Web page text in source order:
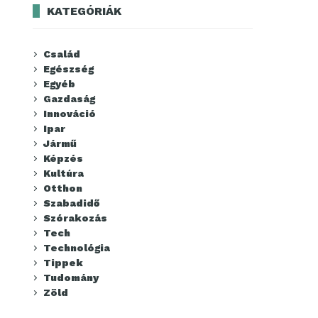
KATEGÓRIÁK
Család
Egészség
Egyéb
Gazdaság
Innováció
Ipar
Jármű
Képzés
Kultúra
Otthon
Szabadidő
Szórakozás
Tech
Technológia
Tippek
Tudomány
Zöld